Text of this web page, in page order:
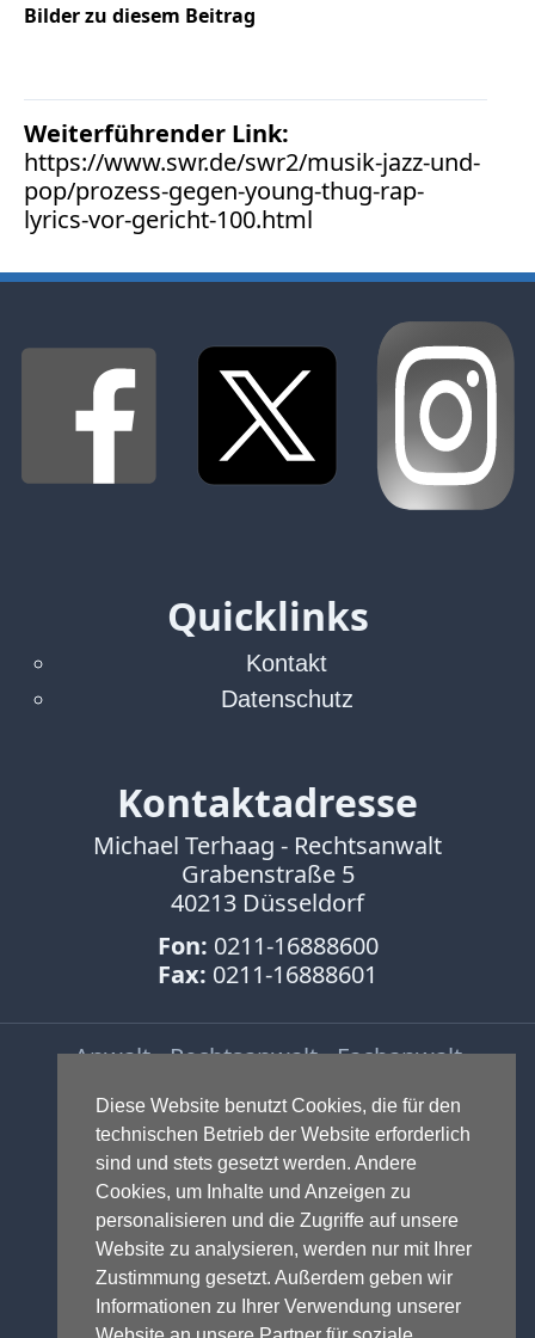
Diese Website benutzt Cookies, die für den
technischen Betrieb der Website erforderlich
sind und stets gesetzt werden. Andere
Cookies, um Inhalte und Anzeigen zu
personalisieren und die Zugriffe auf unsere
Website zu analysieren, werden nur mit Ihrer
Zustimmung gesetzt. Außerdem geben wir
Informationen zu Ihrer Verwendung unserer
Bilder zu diesem Beitrag
Weiterführender Link:
https://www.swr.de/swr2/musik-jazz-und-
pop/prozess-gegen-young-thug-rap-
lyrics-vor-gericht-100.html
print
Quicklinks
Kontakt
Datenschutz
Kontaktadresse
Michael Terhaag - Rechtsanwalt
Grabenstraße 5
40213 Düsseldorf
Fon: 0211-16888600
Fax: 0211-16888601
Anwalt - Rechtsanwalt - Fachanwalt
Fachanwalt für IT-Recht -
Markenrecht,Wettbewerbsrecht,
Urheberrecht,IT-Recht und
Onlinerecht,E-Commerce,
Designrecht,Medienrecht &
Presserecht,Datenschutzrechtund
Glücksspielrecht-Abmahnungund
Einstweilige Verfügung